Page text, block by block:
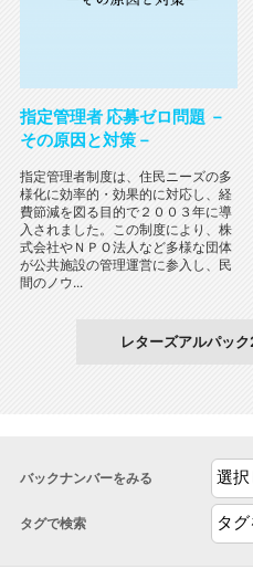
指定管理者 応募ゼロ問題 －
その原因と対策－
指定管理者制度は、住民ニーズの多
様化に効率的・効果的に対応し、経
費節減を図る目的で２００３年に導
入されました。この制度により、株
式会社やＮＰＯ法人など多様な団体
が公共施設の管理運営に参入し、民
間のノウ...
レターズアルパッ
バックナンバーをみる
タグで検索